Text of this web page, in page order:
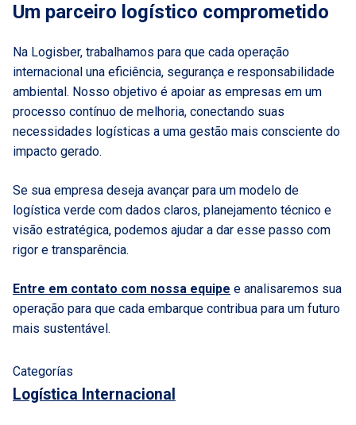
Um parceiro logístico comprometido
Na Logisber, trabalhamos para que cada operação
internacional una eficiência, segurança e responsabilidade
ambiental. Nosso objetivo é apoiar as empresas em um
processo contínuo de melhoria, conectando suas
necessidades logísticas a uma gestão mais consciente do
impacto gerado.
Se sua empresa deseja avançar para um modelo de
logística verde com dados claros, planejamento técnico e
visão estratégica, podemos ajudar a dar esse passo com
rigor e transparência.
Entre em contato com nossa equipe e analisaremos sua
operação para que cada embarque contribua para um futuro
mais sustentável.
Categorías
Logística Internacional